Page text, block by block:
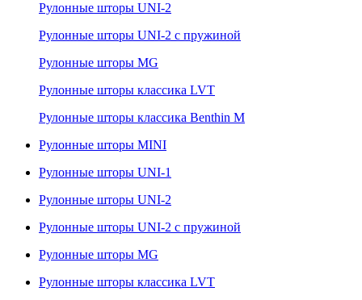
Рулонные шторы UNI-2
Рулонные шторы UNI-2 с пружиной
Рулонные шторы MG
Рулонные шторы классика LVT
Рулонные шторы классика Benthin M
Рулонные шторы MINI
Рулонные шторы UNI-1
Рулонные шторы UNI-2
Рулонные шторы UNI-2 с пружиной
Рулонные шторы MG
Рулонные шторы классика LVT